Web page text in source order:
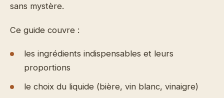
sans mystère.
Ce guide couvre :
les ingrédients indispensables et leurs
proportions
le choix du liquide (bière, vin blanc, vinaigre)